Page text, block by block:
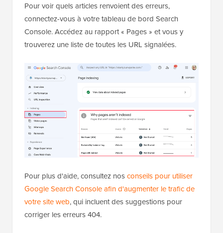
Pour voir quels articles renvoient des erreurs,
connectez-vous à votre tableau de bord Search
Console. Accédez au rapport « Pages » et vous y
trouverez une liste de toutes les URL signalées.
Pour plus d'aide, consultez nosconseils pour utiliser
Google Search Console afin d'augmenter le trafic de
votre site web, qui incluent des suggestions pour
corriger les erreurs 404.